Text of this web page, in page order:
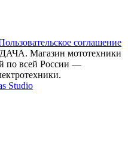
соглашение
Магазин мототехники
по всей России —
Studio